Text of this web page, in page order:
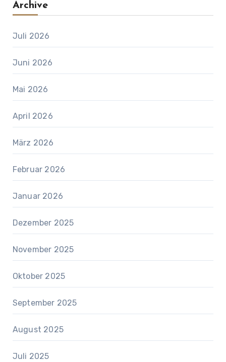
Archive
Juli 2026
Juni 2026
Mai 2026
April 2026
März 2026
Februar 2026
Januar 2026
Dezember 2025
November 2025
Oktober 2025
September 2025
August 2025
Juli 2025